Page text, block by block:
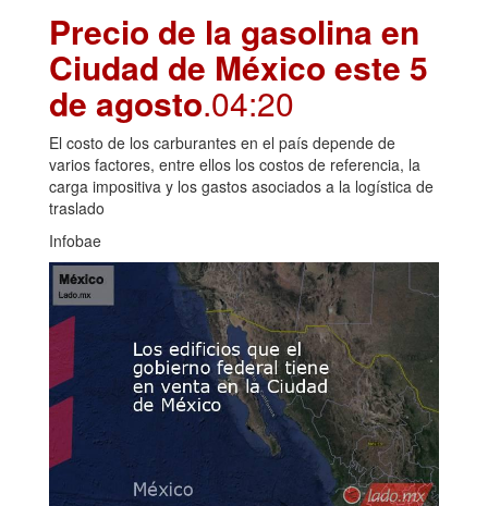
Precio de la gasolina en
Ciudad de México este 5
de agosto.04:20
El costo de los carburantes en el país depende de
varios factores, entre ellos los costos de referencia, la
carga impositiva y los gastos asociados a la logística de
traslado
Infobae